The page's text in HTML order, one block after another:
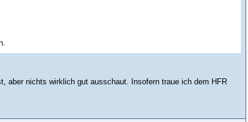
aber nichts wirklich gut ausschaut. Insofern traue ich dem HFR